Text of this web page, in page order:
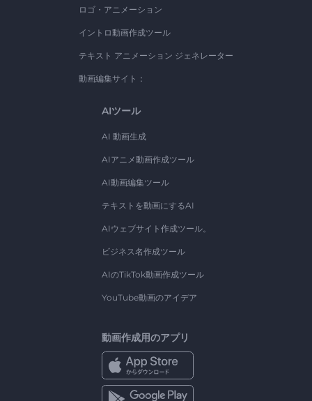
ロゴ・アニメーション
イントロ動画作成ツール
テキスト アニメーション ジェネレーター
動画編集サイト：
AIツール
AI 動画生成
AIアニメ動画作成ツール
AI動画編集ツール
テキストを動画にするAI
AIウェブサイト作成ツール。
ビジネス名作成ツール
AIのTikTok動画作成ツール
YouTube動画のアイデア
動画作成用のアプリ